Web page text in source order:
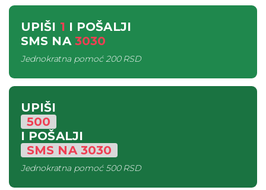
UPIŠI 1 I POŠALJI
SMS NA 3030
Jednokratna pomoć200 RSD
UPIŠI
500
I POŠALJI
SMS NA3030
Jednokratna pomoć500 RSD